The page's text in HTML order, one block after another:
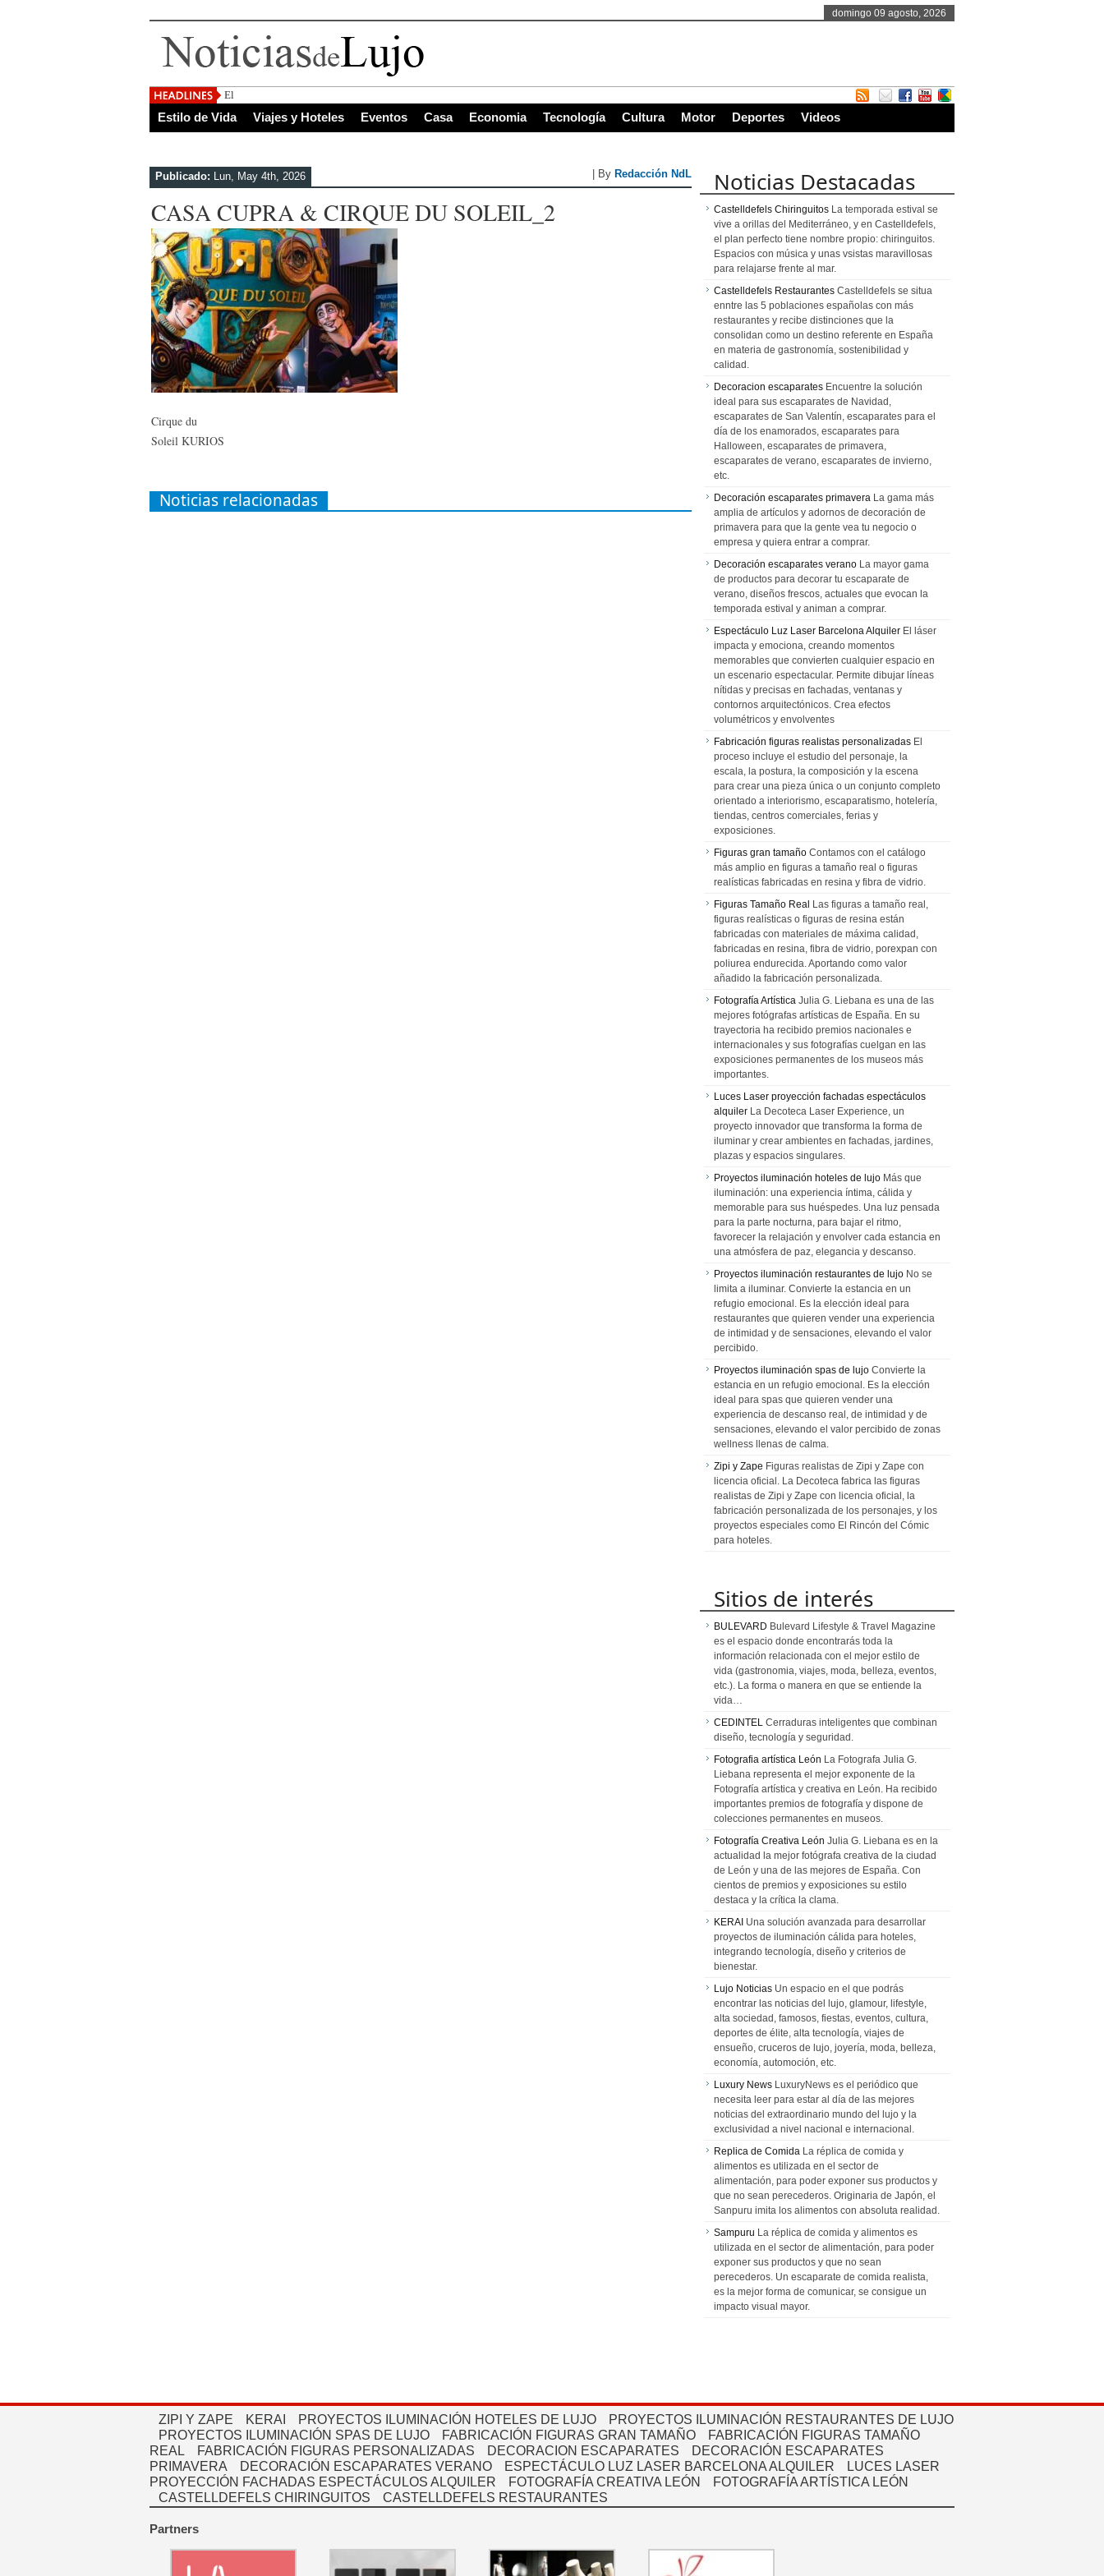
domingo 09 agosto, 2026
El Salvador, uno de los de
Estilo de Vida Viajes y Hoteles Eventos Casa Economia Tecnología Cultura Motor Deportes Videos
Publicado: Lun, May 4th, 2026 | By Redacción NdL
CASA CUPRA & CIRQUE DU SOLEIL_2
Cirque du
Soleil KURIOS
Noticias relacionadas
Noticias Destacadas
Castelldefels Chiringuitos La temporada estival se
vive a orillas del Mediterráneo, y en Castelldefels,
el plan perfecto tiene nombre propio: chiringuitos.
Espacios con música y unas vsistas maravillosas
para relajarse frente al mar.
Castelldefels Restaurantes Castelldefels se situa
enntre las 5 poblaciones españolas con más
restaurantes y recibe distinciones que la
consolidan como un destino referente en España
en materia de gastronomía, sostenibilidad y
calidad.
Decoracion escaparates Encuentre la solución
ideal para sus escaparates de Navidad,
escaparates de San Valentín, escaparates para el
día de los enamorados, escaparates para
Halloween, escaparates de primavera,
escaparates de verano, escaparates de invierno,
etc.
Decoración escaparates primavera La gama más
amplia de artículos y adornos de decoración de
primavera para que la gente vea tu negocio o
empresa y quiera entrar a comprar.
Decoración escaparates verano La mayor gama
de productos para decorar tu escaparate de
verano, diseños frescos, actuales que evocan la
temporada estival y animan a comprar.
Espectáculo Luz Laser Barcelona Alquiler El láser
impacta y emociona, creando momentos
memorables que convierten cualquier espacio en
un escenario espectacular. Permite dibujar líneas
nítidas y precisas en fachadas, ventanas y
contornos arquitectónicos. Crea efectos
volumétricos y envolventes
Fabricación figuras realistas personalizadas El
proceso incluye el estudio del personaje, la
escala, la postura, la composición y la escena
para crear una pieza única o un conjunto completo
orientado a interiorismo, escaparatismo, hotelería,
tiendas, centros comerciales, ferias y
exposiciones.
Figuras gran tamaño Contamos con el catálogo
más amplio en figuras a tamaño real o figuras
realísticas fabricadas en resina y fibra de vidrio.
Figuras Tamaño Real Las figuras a tamaño real,
figuras realísticas o figuras de resina están
fabricadas con materiales de máxima calidad,
fabricadas en resina, fibra de vidrio, porexpan con
poliurea endurecida. Aportando como valor
añadido la fabricación personalizada.
Fotografía Artística Julia G. Liebana es una de las
mejores fotógrafas artísticas de España. En su
trayectoria ha recibido premios nacionales e
internacionales y sus fotografías cuelgan en las
exposiciones permanentes de los museos más
importantes.
Luces Laser proyección fachadas espectáculos
alquiler La Decoteca Laser Experience, un
proyecto innovador que transforma la forma de
iluminar y crear ambientes en fachadas, jardines,
plazas y espacios singulares.
Proyectos iluminación hoteles de lujo Más que
iluminación: una experiencia íntima, cálida y
memorable para sus huéspedes. Una luz pensada
para la parte nocturna, para bajar el ritmo,
favorecer la relajación y envolver cada estancia en
una atmósfera de paz, elegancia y descanso.
Proyectos iluminación restaurantes de lujo No se
limita a iluminar. Convierte la estancia en un
refugio emocional. Es la elección ideal para
restaurantes que quieren vender una experiencia
de intimidad y de sensaciones, elevando el valor
percibido.
Proyectos iluminación spas de lujo Convierte la
estancia en un refugio emocional. Es la elección
ideal para spas que quieren vender una
experiencia de descanso real, de intimidad y de
sensaciones, elevando el valor percibido de zonas
wellness llenas de calma.
Zipi y Zape Figuras realistas de Zipi y Zape con
licencia oficial. La Decoteca fabrica las figuras
realistas de Zipi y Zape con licencia oficial, la
fabricación personalizada de los personajes, y los
proyectos especiales como El Rincón del Cómic
para hoteles.
Sitios de interés
BULEVARD Bulevard Lifestyle & Travel Magazine
es el espacio donde encontrarás toda la
información relacionada con el mejor estilo de
vida (gastronomia, viajes, moda, belleza, eventos,
etc.). La forma o manera en que se entiende la
vida…
CEDINTEL Cerraduras inteligentes que combinan
diseño, tecnología y seguridad.
Fotografia artística León La Fotografa Julia G.
Liebana representa el mejor exponente de la
Fotografía artística y creativa en León. Ha recibido
importantes premios de fotografía y dispone de
colecciones permanentes en museos.
Fotografía Creativa León Julia G. Liebana es en la
actualidad la mejor fotógrafa creativa de la ciudad
de León y una de las mejores de España. Con
cientos de premios y exposiciones su estilo
destaca y la crítica la clama.
KERAI Una solución avanzada para desarrollar
proyectos de iluminación cálida para hoteles,
integrando tecnología, diseño y criterios de
bienestar.
Lujo Noticias Un espacio en el que podrás
encontrar las noticias del lujo, glamour, lifestyle,
alta sociedad, famosos, fiestas, eventos, cultura,
deportes de élite, alta tecnología, viajes de
ensueño, cruceros de lujo, joyería, moda, belleza,
economía, automoción, etc.
Luxury News LuxuryNews es el periódico que
necesita leer para estar al día de las mejores
noticias del extraordinario mundo del lujo y la
exclusividad a nivel nacional e internacional.
Replica de Comida La réplica de comida y
alimentos es utilizada en el sector de
alimentación, para poder exponer sus productos y
que no sean perecederos. Originaria de Japón, el
Sanpuru imita los alimentos con absoluta realidad.
Sampuru La réplica de comida y alimentos es
utilizada en el sector de alimentación, para poder
exponer sus productos y que no sean
perecederos. Un escaparate de comida realista,
es la mejor forma de comunicar, se consigue un
impacto visual mayor.
ZIPI Y ZAPE KERAI PROYECTOS ILUMINACIÓN HOTELES DE LUJO
PROYECTOS ILUMINACIÓN RESTAURANTES DE LUJO
PROYECTOS ILUMINACIÓN SPAS DE LUJO
FABRICACIÓN FIGURAS GRAN TAMAÑO
FABRICACIÓN FIGURAS TAMAÑO
REAL
FABRICACIÓN FIGURAS PERSONALIZADAS DECORACION ESCAPARATES
DECORACIÓN ESCAPARATES
PRIMAVERA
DECORACIÓN ESCAPARATES VERANO ESPECTÁCULO LUZ LASER BARCELONA ALQUILER
LUCES LASER
PROYECCIÓN FACHADAS ESPECTÁCULOS ALQUILER
FOTOGRAFÍA CREATIVA LEÓN
FOTOGRAFÍA ARTÍSTICA LEÓN
CASTELLDEFELS CHIRINGUITOS
CASTELLDEFELS RESTAURANTES
Partners